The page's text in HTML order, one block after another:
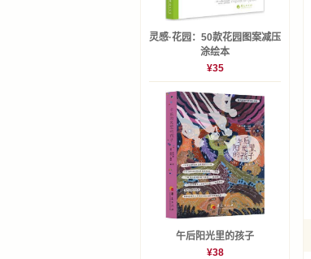
灵感·花园：50款花园图案减压
涂绘本
¥35
午后阳光里的孩子
¥38